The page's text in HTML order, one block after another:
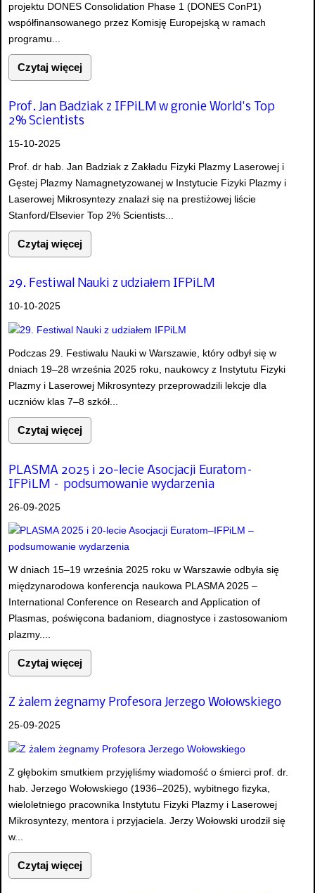
projektu DONES Consolidation Phase 1 (DONES ConP1)
współfinansowanego przez Komisję Europejską w ramach
programu...
Czytaj więcej
Prof. Jan Badziak z IFPiLM w gronie World's Top
2% Scientists
15-10-2025
Prof. dr hab. Jan Badziak z Zakładu Fizyki Plazmy Laserowej i
Gęstej Plazmy Namagnetyzowanej w Instytucie Fizyki Plazmy i
Laserowej Mikrosyntezy znalazł się na prestiżowej liście
Stanford/Elsevier Top 2% Scientists...
Czytaj więcej
29. Festiwal Nauki z udziałem IFPiLM
10-10-2025
Podczas 29. Festiwalu Nauki w Warszawie, który odbył się w
dniach 19–28 września 2025 roku, naukowcy z Instytutu Fizyki
Plazmy i Laserowej Mikrosyntezy przeprowadzili lekcje dla
uczniów klas 7–8 szkół...
Czytaj więcej
PLASMA 2025 i 20-lecie Asocjacji Euratom–
IFPiLM – podsumowanie wydarzenia
26-09-2025
W dniach 15–19 września 2025 roku w Warszawie odbyła się
międzynarodowa konferencja naukowa PLASMA 2025 –
International Conference on Research and Application of
Plasmas, poświęcona badaniom, diagnostyce i zastosowaniom
plazmy....
Czytaj więcej
Z żalem żegnamy Profesora Jerzego Wołowskiego
25-09-2025
Z głębokim smutkiem przyjęliśmy wiadomość o śmierci prof. dr.
hab. Jerzego Wołowskiego (1936–2025), wybitnego fizyka,
wieloletniego pracownika Instytutu Fizyki Plazmy i Laserowej
Mikrosyntezy, mentora i przyjaciela. Jerzy Wołowski urodził się
w...
Czytaj więcej